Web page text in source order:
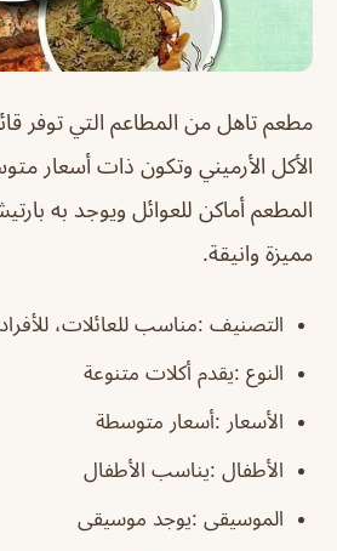
مطعم تاهل من المطاعم التي توفر
الأكل الأرميني وتكون ذات أسعار
المطعم أماكن للعوائل ويوجد به
مميزة وانيقة.
التصنيف :مناسب للعائلات، للأفراد
النوع :يقدم أكلات متنوعة
الأسعار :أسعار متوسطة
الأطفال :يناسب الأطفال
الموسيقى :يوجد موسيقى